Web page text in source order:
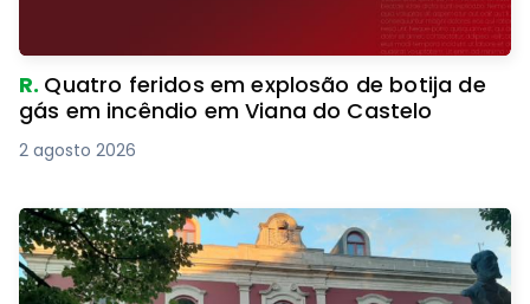
R. Quatro feridos em explosão de botija de
gás em incêndio em Viana do Castelo
2 agosto 2026